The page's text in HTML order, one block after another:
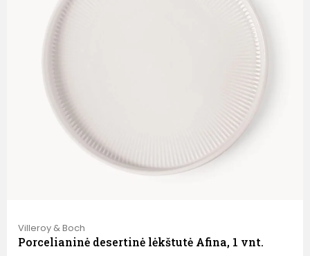
Villeroy & Boch
Porcelianinė desertinė lėkštutė Afina, 1 vnt.